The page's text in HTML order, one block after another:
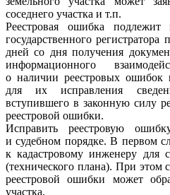
соседнего участка и т.п.
Реестровая ошибка
государственного
дней со дня получения
информационного
о наличии реестровых ошибок
для их исправления
вступившего в законную силу
реестровой ошибки.
Исправить реестровую
и судебном порядке. В первом
к кадастровому инженеру для
(технического плана). При этом
реестровой ошибки может
участка.